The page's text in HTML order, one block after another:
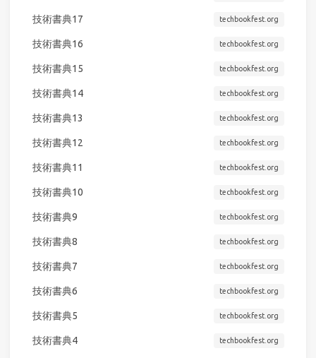
技術書典17 techbookfest.org
技術書典16 techbookfest.org
技術書典15 techbookfest.org
技術書典14 techbookfest.org
技術書典13 techbookfest.org
技術書典12 techbookfest.org
技術書典11 techbookfest.org
技術書典10 techbookfest.org
技術書典9 techbookfest.org
技術書典8 techbookfest.org
技術書典7 techbookfest.org
技術書典6 techbookfest.org
技術書典5 techbookfest.org
技術書典4 techbookfest.org